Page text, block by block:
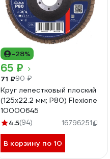
-28%
65 ₽
71 ₽90 ₽
Круг лепестковый плоский
(125х22.2 мм; Р80) Flexione
10000645
4.5(94) 16796251
В корзину по 10